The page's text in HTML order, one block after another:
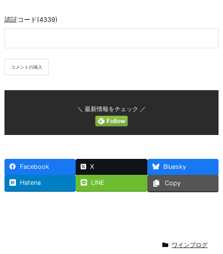
認証コード(4339)
＼ 最新情報をチェック ／
Facebook X Bluesky
Hatena LINE Copy
ワインブログ